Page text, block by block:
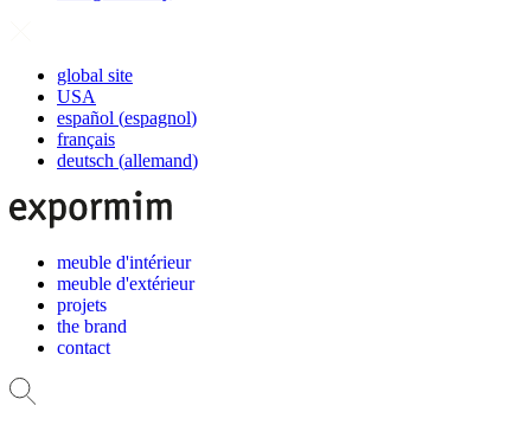
global site
USA
español (espagnol)
français
deutsch (allemand)
meuble d'intérieur
meuble d'extérieur
projets
the brand
contact